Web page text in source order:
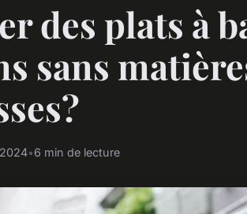
des plats à
sans
•6 min de lecture